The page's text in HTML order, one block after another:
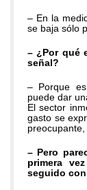
– En la
se baja sólo
– ¿Por qué
señal?
– Porque
puede dar
El sector
gasto se
– Pero
primera
seguido